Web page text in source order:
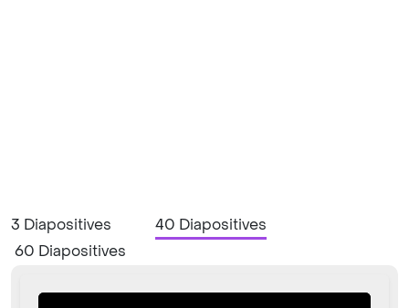
3 Diapositives
40 Diapositives
60 Diapositives